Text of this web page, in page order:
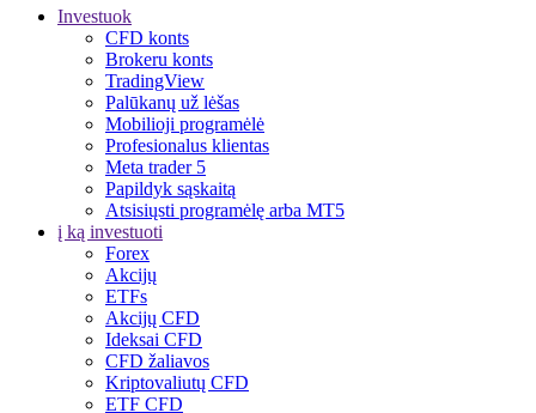
Investuok
CFD konts
Brokeru konts
TradingView
Palūkanų už lėšas
Mobilioji programėlė
Profesionalus klientas
Meta trader 5
Papildyk sąskaitą
Atsisiųsti programėlę arba MT5
į ką investuoti
Forex
Akcijų
ETFs
Akcijų CFD
Ideksai CFD
CFD žaliavos
Kriptovaliutų CFD
ETF CFD